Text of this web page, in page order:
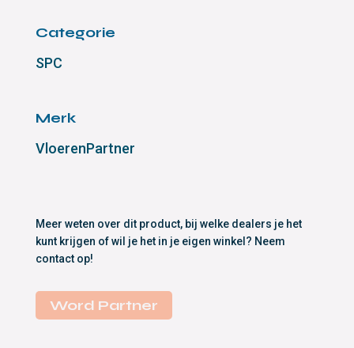
Categorie
SPC
Merk
VloerenPartner
Meer weten over dit product, bij welke dealers je het
kunt krijgen of wil je het in je eigen winkel? Neem
contact op!
Word Partner